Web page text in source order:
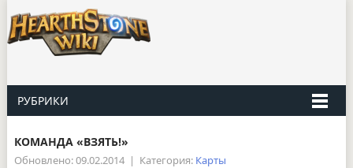
РУБРИКИ
КОМАНДА «ВЗЯТЬ!»
Обновлено: 09.02.2014 | Категория: Карты